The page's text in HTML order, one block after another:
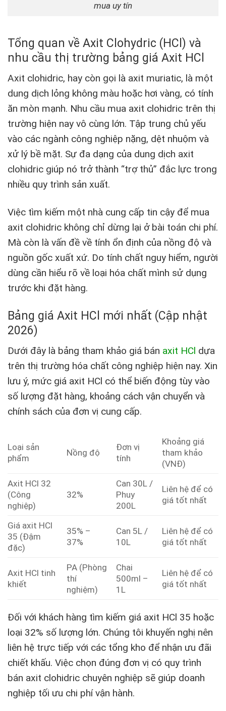
mua uy tín
Tổng quan về Axit Clohydric (HCl) và
nhu cầu thị trường bảng giá Axit HCl
Axit clohidric, hay còn gọi là axit muriatic, là một
dung dịch lỏng không màu hoặc hơi vàng, có tính
ăn mòn mạnh. Nhu cầu mua axit clohidric trên thị
trường hiện nay vô cùng lớn. Tập trung chủ yếu
vào các ngành công nghiệp nặng, dệt nhuộm và
xử lý bề mặt. Sự đa dạng của dung dịch axit
clohidric giúp nó trở thành “trợ thủ” đắc lực trong
nhiều quy trình sản xuất.
Việc tìm kiếm một nhà cung cấp tin cậy để mua
axit clohidric không chỉ dừng lại ở bài toán chi phí.
Mà còn là vấn đề về tính ổn định của nồng độ và
nguồn gốc xuất xứ. Do tính chất nguy hiểm, người
dùng cần hiểu rõ về loại hóa chất mình sử dụng
trước khi đặt hàng.
Bảng giá Axit HCl mới nhất (Cập nhật
2026)
Dưới đây là bảng tham khảo giá bán axit HCl dựa
trên thị trường hóa chất công nghiệp hiện nay. Xin
lưu ý, mức giá axit HCl có thể biến động tùy vào
số lượng đặt hàng, khoảng cách vận chuyển và
chính sách của đơn vị cung cấp.
Loại sản
phẩm
Nồng độ
Đơn vị
tính
Khoảng giá
tham khảo
(VNĐ)
Axit HCl 32
(Công
nghiệp)
32%
Can 30L /
Phuy
200L
Liên hệ để có
giá tốt nhất
Giá axit HCl
35 (Đậm
đặc)
35% –
37%
Can 5L /
10L
Liên hệ để có
giá tốt nhất
Axit HCl tinh
khiết
PA (Phòng
thí
nghiệm)
Chai
500ml –
1L
Liên hệ để có
giá tốt nhất
Đối với khách hàng tìm kiếm giá axit HCl 35 hoặc
loại 32% số lượng lớn. Chúng tôi khuyến nghị nên
liên hệ trực tiếp với các tổng kho để nhận ưu đãi
chiết khấu. Việc chọn đúng đơn vị có quy trình
bán axit clohidric chuyên nghiệp sẽ giúp doanh
nghiệp tối ưu chi phí vận hành.